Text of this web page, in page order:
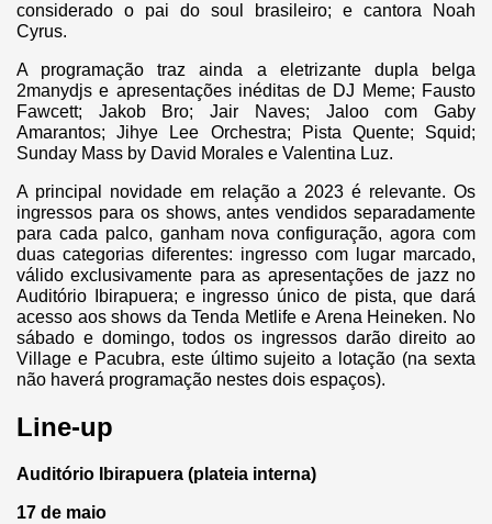
considerado o pai do soul brasileiro; e cantora Noah
Cyrus.
A programação traz ainda a eletrizante dupla belga
2manydjs e apresentações inéditas de DJ Meme; Fausto
Fawcett; Jakob Bro; Jair Naves; Jaloo com Gaby
Amarantos; Jihye Lee Orchestra; Pista Quente; Squid;
Sunday Mass by David Morales e Valentina Luz.
A principal novidade em relação a 2023 é relevante. Os
ingressos para os shows, antes vendidos separadamente
para cada palco, ganham nova configuração, agora com
duas categorias diferentes: ingresso com lugar marcado,
válido exclusivamente para as apresentações de jazz no
Auditório Ibirapuera; e ingresso único de pista, que dará
acesso aos shows da Tenda Metlife e Arena Heineken. No
sábado e domingo, todos os ingressos darão direito ao
Village e Pacubra, este último sujeito a lotação (na sexta
não haverá programação nestes dois espaços).
Line-up
Auditório Ibirapuera (plateia interna)
17 de maio